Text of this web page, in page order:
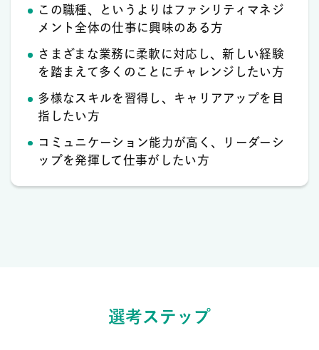
この職種、というよりはファシリティマネジ
メント全体の仕事に興味のある方
さまざまな業務に柔軟に対応し、新しい経験
を踏まえて多くのことにチャレンジしたい方
多様なスキルを習得し、キャリアアップを目
指したい方
コミュニケーション能力が高く、リーダーシ
ップを発揮して仕事がしたい方
選考ステップ